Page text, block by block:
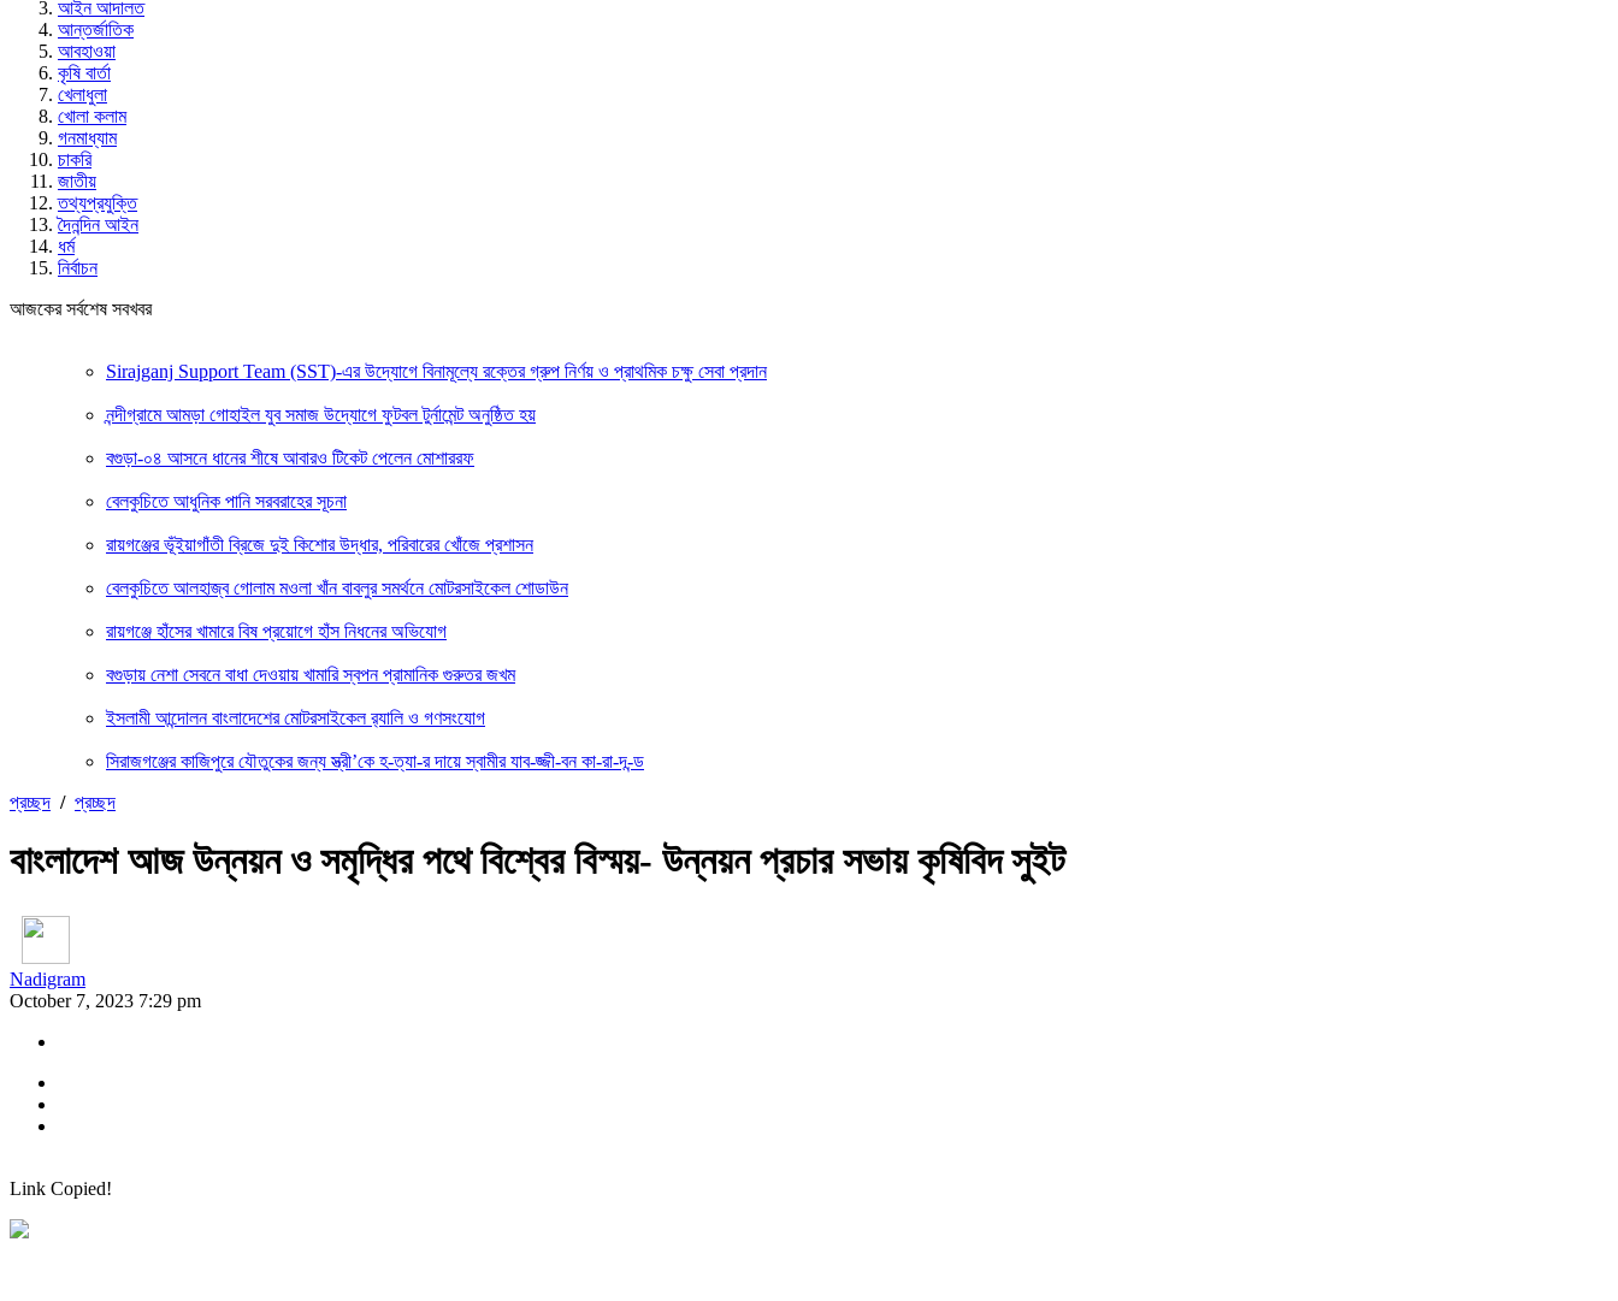
আইন আদালত
আন্তর্জাতিক
আবহাওয়া
কৃষি বার্তা
খেলাধুলা
খোলা কলাম
গনমাধ্যাম
চাকরি
জাতীয়
তথ্যপ্রযুক্তি
দৈনন্দিন আইন
ধর্ম
নির্বাচন
আজকের সর্বশেষ সবখবর
Sirajganj Support Team (SST)-এর উদ্যোগে বিনামূল্যে রক্তের গ্রুপ নির্ণয় ও প্রাথমিক চক্ষু সেবা প্রদান
নন্দীগ্রামে আমড়া গোহাইল যুব সমাজ উদ্যোগে ফুটবল টুর্নামেন্ট অনুষ্ঠিত হয়
বগুড়া-০৪ আসনে ধানের শীষে আবারও টিকেট পেলেন মোশাররফ
বেলকুচিতে আধুনিক পানি সরবরাহের সূচনা
রায়গঞ্জের ভূঁইয়াগাঁতী ব্রিজে দুই কিশোর উদ্ধার, পরিবারের খোঁজে প্রশাসন
বেলকুচিতে আলহাজ্ব গোলাম মওলা খাঁন বাবলুর সমর্থনে মোটরসাইকেল শোডাউন
রায়গঞ্জে হাঁসের খামারে বিষ প্রয়োগে হাঁস নিধনের অভিযোগ
বগুড়ায় নেশা সেবনে বাধা দেওয়ায় খামারি স্বপন প্রামানিক গুরুতর জখম
ইসলামী আন্দোলন বাংলাদেশের মোটরসাইকেল র‍্যালি ও গণসংযোগ
সিরাজগঞ্জের কাজিপুরে যৌতুকের জন্য স্ত্রী’কে হ-ত্যা-র দায়ে স্বামীর যাব-জ্জী-বন কা-রা-দ-ন্ড
প্রচ্ছদ / প্রচ্ছদ
বাংলাদেশ আজ উন্নয়ন ও সমৃদ্ধির পথে বিশ্বের বিস্ময়- উন্নয়ন প্রচার সভায় কৃষিবিদ সুইট
Nadigram
October 7, 2023 7:29 pm
Link Copied!